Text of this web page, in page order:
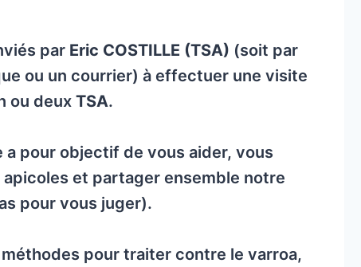
par Eric COSTILLE (TSA) (soit par
ou un courrier) à effectuer une visite
ou deux TSA.
pour objectif de vous aider, vous
et partager ensemble notre
pour vous juger).
pour traiter contre le varroa,